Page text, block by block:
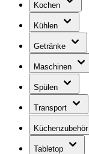
Kochen
Kühlen
Getränke
Maschinen
Spülen
Transport
Küchenzubehör
Tabletop